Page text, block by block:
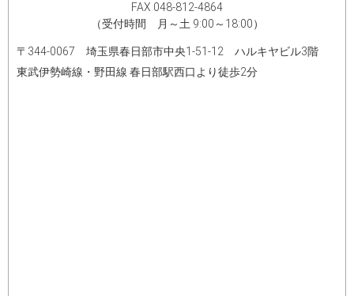
FAX 048-812-4864
（受付時間 月～土 9:00～18:00）
〒344-0067 埼玉県春日部市中央1-51-12 ハルキヤビル3階
東武伊勢崎線・野田線 春日部駅西口より徒歩2分